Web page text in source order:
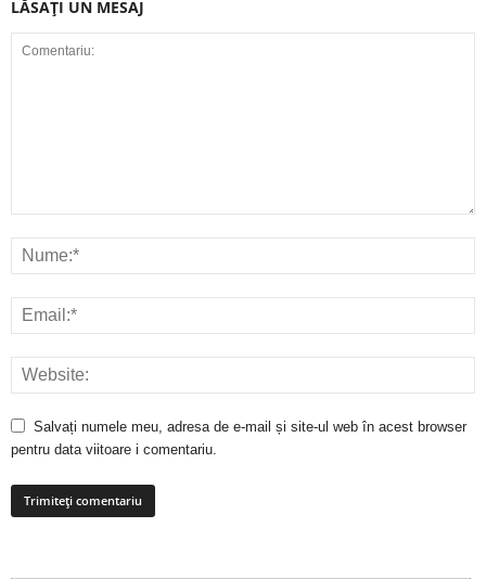
LĂSAȚI UN MESAJ
Salvați numele meu, adresa de e-mail și site-ul web în acest browser
pentru data viitoare i comentariu.